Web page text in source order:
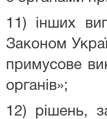
11) інших
Законом
примусове
органів»;
12) рішень,